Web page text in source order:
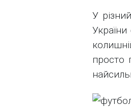
У
просто